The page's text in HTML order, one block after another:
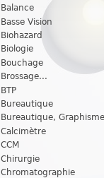
Balance
Basse Vision
Biohazard
Biologie
Bouchage
Brossage...
BTP
Bureautique
Bureautique,
Calcimètre
CCM
Chirurgie
Chromatographie